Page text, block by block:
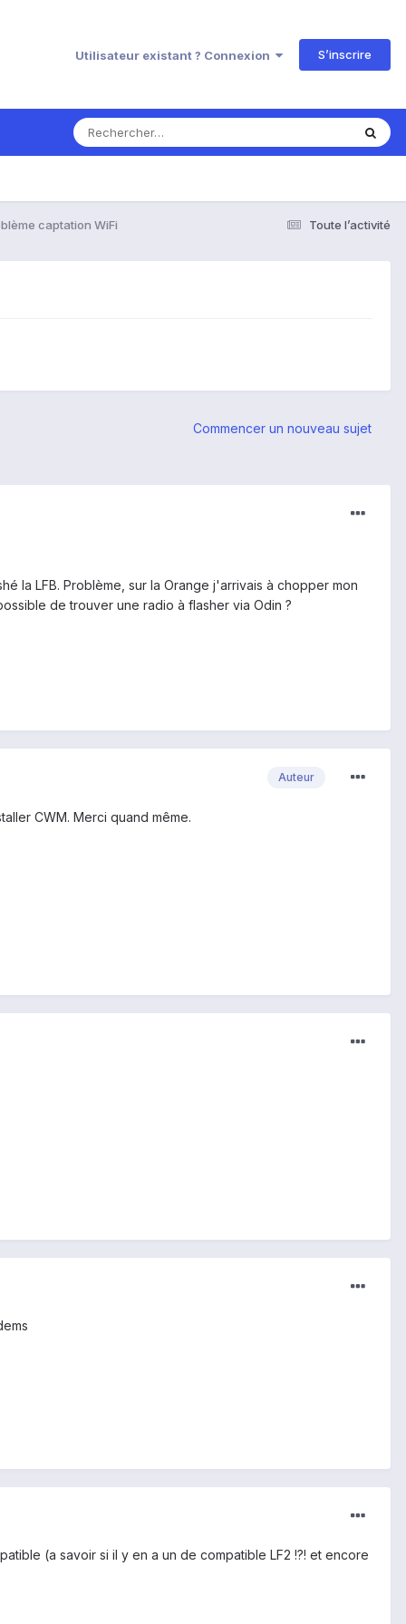
Utilisateur existant ? Connexion S’inscrire
Toute l’activité
captation WiFi
Commencer un nouveau sujet
la LFB. Problème, sur la Orange j'arrivais à chopper mon
de trouver une radio à flasher via Odin ?
Auteur
CWM. Merci quand même.
(a savoir si il y en a un de compatible LF2 !?! et encore